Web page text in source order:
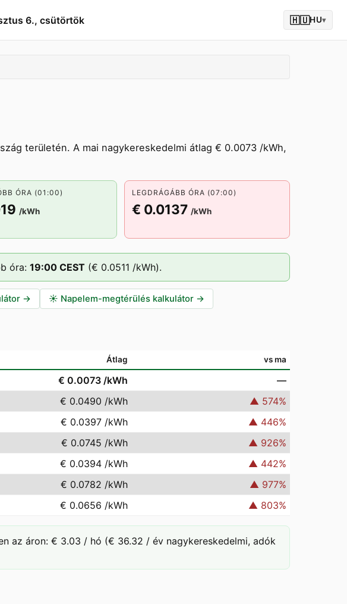
6., csütörtök 🇭🇺HU▾
területén. A mai nagykereskedelmi átlag € 0.0073 /kWh,
ÓRA (01:00)
/kWh
LEGDRÁGÁBB ÓRA (07:00)
€ 0.0137 /kWh
óra: 19:00 CEST (€ 0.0511 /kWh).
→ ☀️ Napelem-megtérülés kalkulátor →
Átlag vs ma
€ 0.0073 /kWh
—
€ 0.0490 /kWh ▲ 574%
€ 0.0397 /kWh ▲ 446%
€ 0.0745 /kWh ▲ 926%
€ 0.0394 /kWh ▲ 442%
€ 0.0782 /kWh ▲ 977%
€ 0.0656 /kWh ▲ 803%
az áron: € 3.03 / hó (€ 36.32 / év nagykereskedelmi, adók